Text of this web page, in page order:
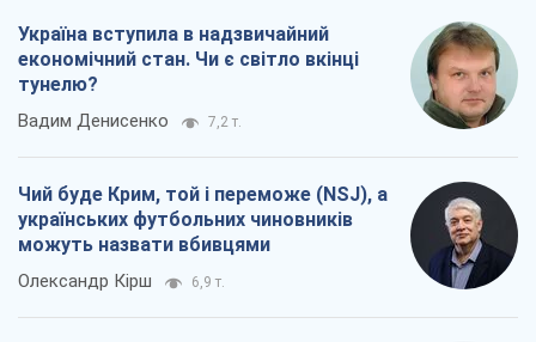
Україна вступила в надзвичайний
економічний стан. Чи є світло вкінці
тунелю?
Вадим Денисенко 7,2 т.
Чий буде Крим, той і переможе (NSJ), а
українських футбольних чиновників
можуть назвати вбивцями
Олександр Кірш 6,9 т.